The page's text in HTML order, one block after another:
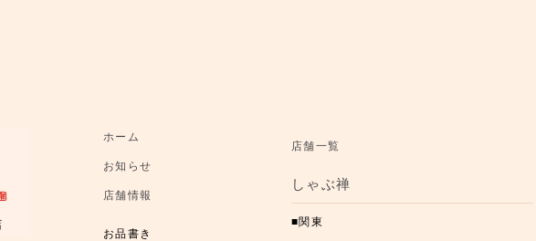
ブランドトップ
ホーム
お知らせ
店舗情報
お品書き
店舗一覧
しゃぶ禅
関東